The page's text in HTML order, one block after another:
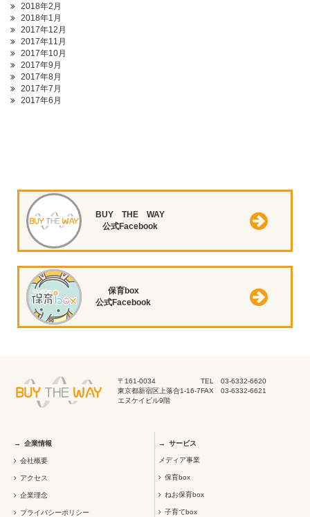
2018年2月
2018年1月
2017年12月
2017年11月
2017年10月
2017年9月
2017年8月
2017年7月
2017年6月
BUY THE WAY
公式Facebook
保育box
公式Facebook
〒161-0034
東京都新宿区上落合1-16-7
エヌケイビル9階
TEL 03-6332-6620
FAX 03-6332-6621
企業情報
会社概要
アクセス
企業理念
プライバシーポリシー
サービス
メディア事業
保育box
ねお保育box
子育てbox